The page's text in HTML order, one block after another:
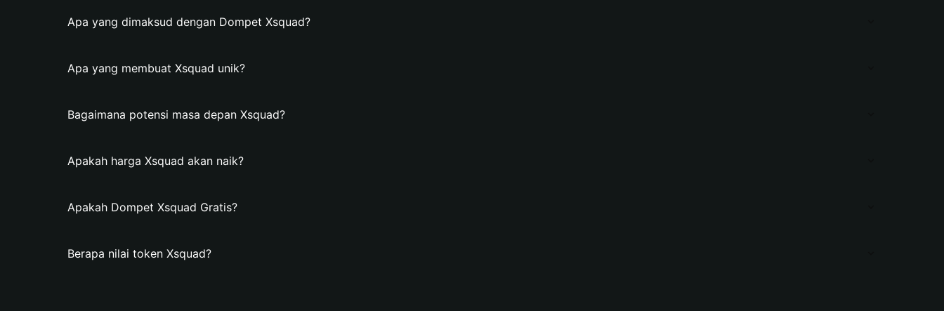
Apa yang dimaksud dengan Dompet Xsquad?
Apa yang membuat Xsquad unik?
Bagaimana potensi masa depan Xsquad?
Apakah harga Xsquad akan naik?
Apakah Dompet Xsquad Gratis?
Berapa nilai token Xsquad?